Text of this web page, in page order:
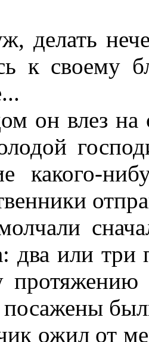
к своему
он влез на
какого-
два или три
протяжению
посажены
ожил от